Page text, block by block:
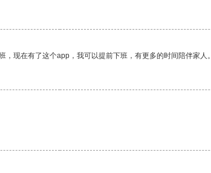
现在有了这个app，我可以提前下班，有更多的时间陪伴家人。